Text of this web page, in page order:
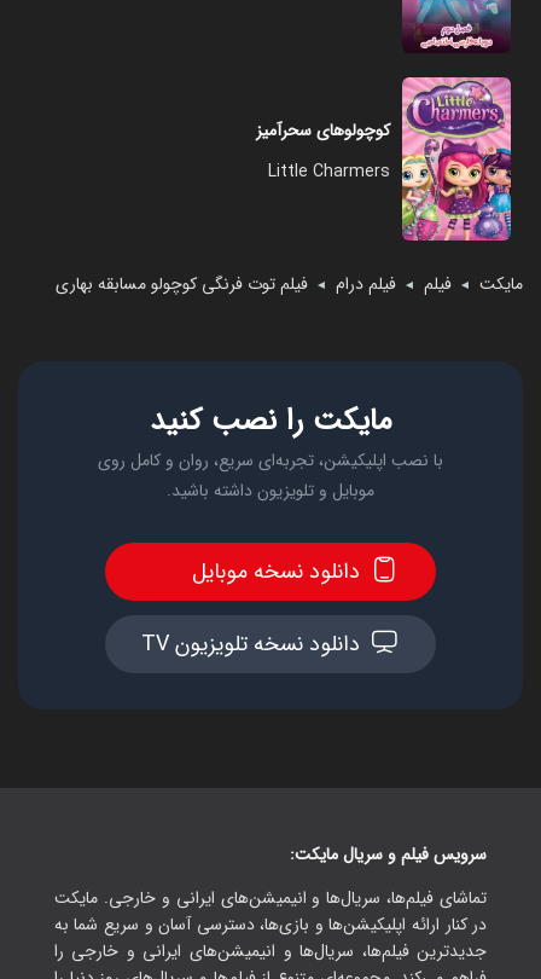
مایکت ◄ فیلم ◄ فیلم درام ◄ فیلم توت فرنگی کوچولو مسابقه بهاری
کوچولوهای سحرآمیز
Little Charmers
مایکت را نصب کنید
با نصب اپلیکیشن، تجربه‌ای سریع، روان و کامل روی
موبایل و تلویزیون داشته باشید.
دانلود نسخه موبایل
دانلود نسخه تلویزیون TV
سرویس فیلم و سریال مایکت:
تماشای فیلم‌ها، سریال‌ها و انیمیشن‌های ایرانی و خارجی. مایکت
در کنار ارائه اپلیکیشن‌ها و بازی‌ها، دسترسی آسان و سریع شما به
جدیدترین فیلم‌ها، سریال‌ها و انیمیشن‌های ایرانی و خارجی را